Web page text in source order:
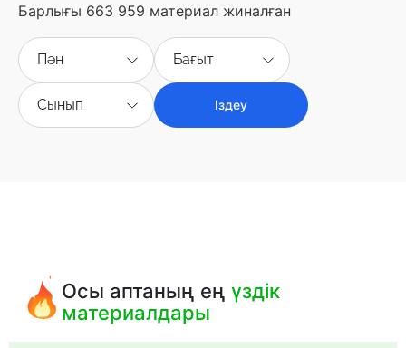
Барлығы 663 959 материал жиналған
Пән Бағыт
Сынып Іздеу
Осы аптаның еңүздік
материалдары